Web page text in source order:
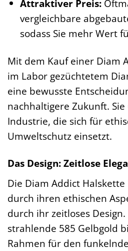
Attraktiver Preis:
vergleichbare
sodass Sie mehr Wert
Mit dem Kauf einer Diam
im Labor gezüchtetem
eine bewusste
nachhaltigere Zukunft.
Industrie, die sich für
Umweltschutz einsetzt.
Das Design: Zeitlose
Die Diam Addict
durch ihren ethischen
durch ihr zeitloses
strahlende 585 Gelbgold
Rahmen für den